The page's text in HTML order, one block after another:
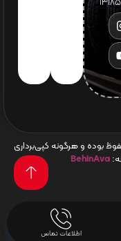
اطلاعات تماس
بوده و هرگونه کپی‌برداری
BehinAva